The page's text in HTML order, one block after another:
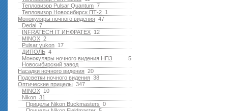
7
Тепловизор Pulsar Quantum
1
Тепловизор Новосибирск ПТ-2
47
Монокуляры ночного видения
7
Dedal
12
INFRATECH IT ИНФРАТЕХ
2
MINOX
17
Pulsar yukon
4
ДИПОЛЬ
5
Монокуляры ночного видения НПЗ
Новосибирский завод
20
Насадки ночного видения
38
Подсветки ночного видения
347
Оптические прицелы
10
MINOX
31
Nikon
0
Прицелы Nikon Buckmasters